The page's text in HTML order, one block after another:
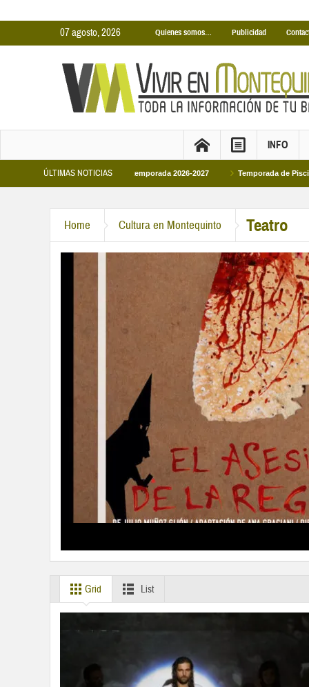
07 agosto, 2026 Quienes somos… Publicidad
INFO
ÚLTIMAS NOTICIAS
Cubiertas Municipales temporada 2026-2027 Temporada de Piscinas
Home Cultura en Montequinto Teatro
Grid List